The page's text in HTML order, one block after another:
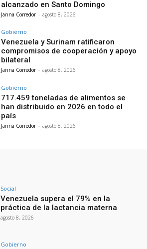
alcanzado en Santo Domingo
Janna Corredor - agosto 8, 2026
Gobierno
Venezuela y Surinam ratificaron
compromisos de cooperación y apoyo
bilateral
Janna Corredor - agosto 8, 2026
Gobierno
717.459 toneladas de alimentos se
han distribuido en 2026 en todo el
país
Janna Corredor - agosto 8, 2026
Social
Venezuela supera el 79% en la
práctica de la lactancia materna
agosto 8, 2026
Gobierno